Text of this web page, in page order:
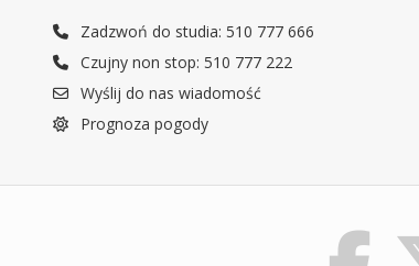
Zadzwoń do studia: 510 777 666
Czujny non stop: 510 777 222
Wyślij do nas wiadomość
Prognoza pogody